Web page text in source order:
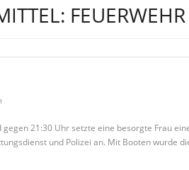
21:30 Uhr setzte eine besorgte Frau
und Polizei an. Mit Booten